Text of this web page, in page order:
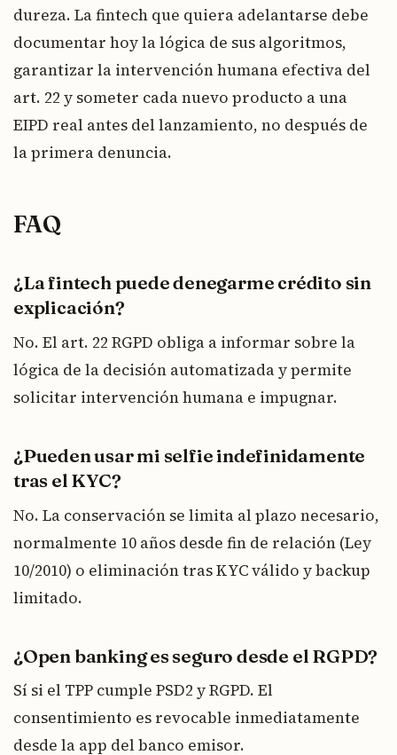
dureza. La fintech que quiera adelantarse debe
documentar hoy la lógica de sus algoritmos,
garantizar la intervención humana efectiva del
art. 22 y someter cada nuevo producto a una
EIPD real antes del lanzamiento, no después de
la primera denuncia.
FAQ
¿La fintech puede denegarme crédito sin
explicación?
No. El art. 22 RGPD obliga a informar sobre la
lógica de la decisión automatizada y permite
solicitar intervención humana e impugnar.
¿Pueden usar mi selfie indefinidamente
tras el KYC?
No. La conservación se limita al plazo necesario,
normalmente 10 años desde fin de relación (Ley
10/2010) o eliminación tras KYC válido y backup
limitado.
¿Open banking es seguro desde el RGPD?
Sí si el TPP cumple PSD2 y RGPD. El
consentimiento es revocable inmediatamente
desde la app del banco emisor.